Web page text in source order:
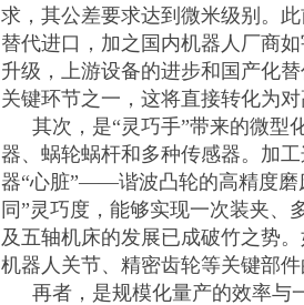
求，其公差要求达到微米级别。
替代进口，加之国内机器人厂商
升级，上游设备的进步和国产化
关键环节之一，这将直接转化为
其次，是“灵巧手”带来的微型
器、蜗轮蜗杆和多种传感器。加
器“心脏”——谐波凸轮的高精度磨
同”灵巧度，能够实现一次装夹、
及五轴机床的发展已成破竹之势
机器人关节、精密齿轮等关键部
再者，是规模化量产的效率与